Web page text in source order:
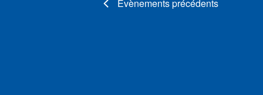
Évènementsprécédents